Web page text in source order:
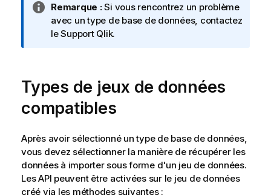
N
o
t
f
r
a
t
i
o
Remarque :Si vous rencontrez un problème
avec un type de base de données, contactez
le Support Qlik.
Types de jeux de données
compatibles
Après avoir sélectionné un type de base de données,
vous devez sélectionner la manière de récupérer les
données à importer sous forme d'un jeu de données.
Les API peuvent être activées sur le jeu de données
créé via les méthodes suivantes :